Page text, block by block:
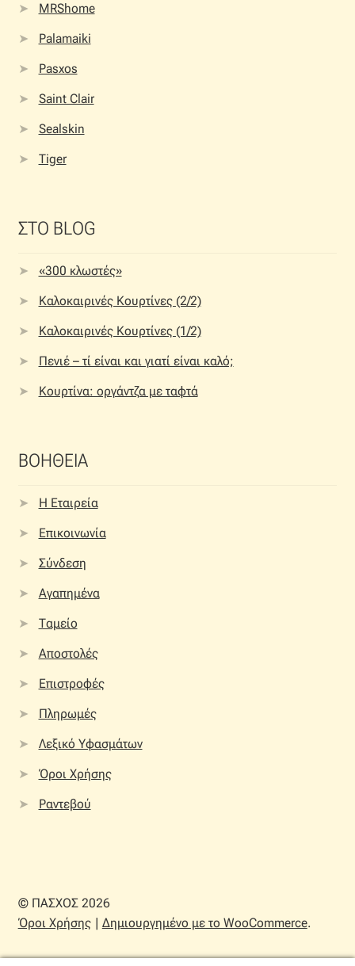
MRShome
Palamaiki
Pasxos
Saint Clair
Sealskin
Tiger
ΣΤΟ BLOG
«300 κλωστές»
Καλοκαιρινές Κουρτίνες (2/2)
Καλοκαιρινές Κουρτίνες (1/2)
Πενιέ – τί είναι και γιατί είναι καλό;
Κουρτίνα: οργάντζα με ταφτά
ΒΟΗΘΕΙΑ
Η Εταιρεία
Επικοινωνία
Σύνδεση
Αγαπημένα
Ταμείο
Αποστολές
Επιστροφές
Πληρωμές
Λεξικό Υφασμάτων
Όροι Χρήσης
Ραντεβού
© ΠΑΣΧΟΣ 2026
Όροι Χρήσης
Δημιουργημένο με το WooCommerce.